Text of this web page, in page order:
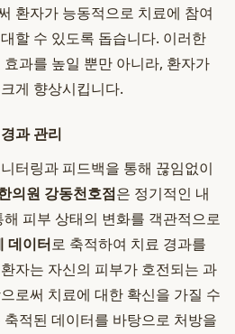
환자가 능동적으로 치료에 참여
할 수 있도록 돕습니다. 이러한
과를 높일 뿐만 아니라, 환자가
게 향상시킵니다.
과 관리
터링과 피드백을 통해 끊임없이
의원 강동천호점은 정기적인 내
피부 상태의 변화를 객관적으로
데이터로 축적하여 치료 경과를
자는 자신의 피부가 호전되는 과
로써 치료에 대한 확신을 가질 수
적된 데이터를 바탕으로 처방을